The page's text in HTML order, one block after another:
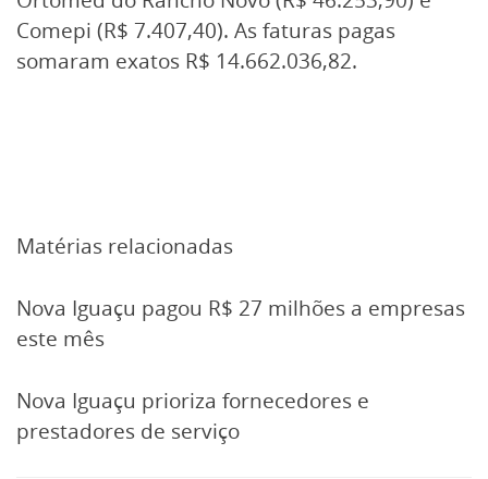
Comepi (R$ 7.407,40). As faturas pagas
somaram exatos R$ 14.662.036,82.
Matérias relacionadas
Nova Iguaçu pagou R$ 27 milhões a empresas
este mês
Nova Iguaçu prioriza fornecedores e
prestadores de serviço